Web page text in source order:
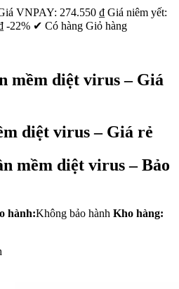
VNPAY: 274.550 ₫ Giá niêm yết:
-22% ✔ Có hàng Giỏ hàng
mềm diệt virus – Giá
diệt virus – Giá rẻ
mềm diệt virus – Bảo
hành:Không bảo hành Kho hàng: